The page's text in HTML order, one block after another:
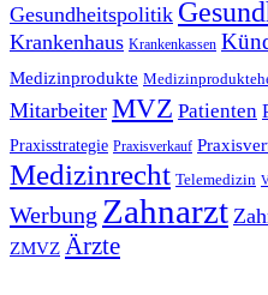
Gesundheitspolitik
Krankenhaus Krankenkassen
Medizinprodukte
Mitarbeiter MVZ Patienten
Praxisstrategie Praxisverkauf
Medizinrecht Telemedizin
Werbung Zahnarzt
ZMVZ Ärzte